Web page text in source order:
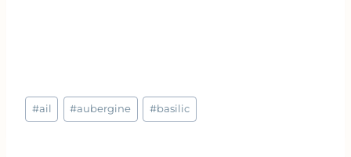
Étiquettes
de
#ail #aubergine #basilic